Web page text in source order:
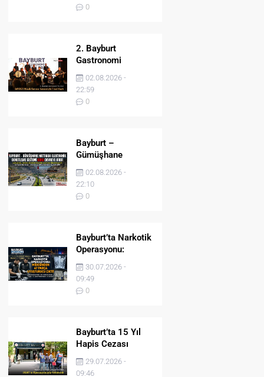
0
2. Bayburt
Gastronomi
Festivali BAYDER
Müzik Korosu
Konseriyle Final
Yaptı
02.08.2026 -
22:59
0
Bayburt –
Gümüşhane
Hattında Elektronik
Denetleme Sistemi
(EDS) Devreye Girdi
02.08.2026 -
22:10
0
Bayburt’ta Narkotik
Operasyonu:
Midesinden 47
Parça Uyuşturucu
Çıktı!
30.07.2026 -
09:49
0
Bayburt’ta 15 Yıl
Hapis Cezası
Bulunan Şahıs
JASAT’ın
29.07.2026 -
09:46